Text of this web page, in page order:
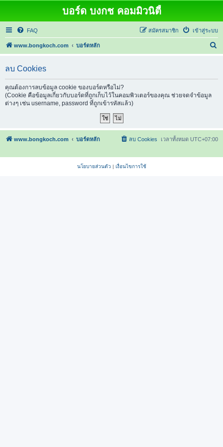
บอร์ด บงกช คอมมิวนิตี้
FAQ เข้าสู่ระบบ
สมัครสมาชิก
www.bongkoch.com บอร์ดหลัก
า
ลบ Cookies
คุณต้องการลบข้อมูล cookie ของบอร์ดหรือไม่?
(Cookie คือข้อมูลเกี่ยวกับบอร์ดที่ถูกเก็บไว้ในคอมพิวเตอร์ของคุณ ช่วยจดจำข้อมูล
ต่างๆ เช่น username, password ที่ถูกเข้ารหัสแล้ว)
www.bongkoch.com บอร์ดหลัก เวลาทั้งหมด UTC+07:00
ลบ Cookies
นโยบายส่วนตัว | เงื่อนไขการใช้